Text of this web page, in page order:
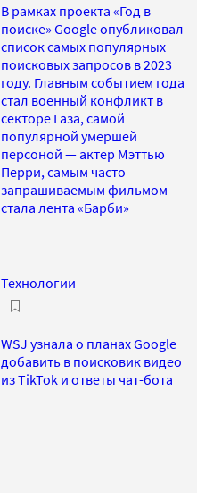
В рамках проекта «Год в
поиске» Google опубликовал
список самых популярных
поисковых запросов в 2023
году. Главным событием года
стал военный конфликт в
секторе Газа, самой
популярной умершей
персоной — актер Мэттью
Перри, самым часто
запрашиваемым фильмом
стала лента «Барби»
Технологии
WSJ узнала о планах Google
добавить в поисковик видео
из TikTok и ответы чат-бота